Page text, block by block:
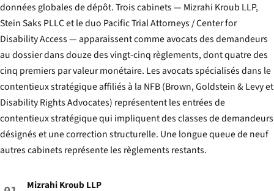
données globales de dépôt. Trois cabinets — Mizrahi Kroub LLP,
Stein Saks PLLC et le duo Pacific Trial Attorneys / Center for
Disability Access — apparaissent comme avocats des demandeurs
au dossier dans douze des vingt-cinq règlements, dont quatre des
cinq premiers par valeur monétaire. Les avocats spécialisés dans le
contentieux stratégique affiliés à la NFB (Brown, Goldstein & Levy et
Disability Rights Advocates) représentent les entrées de
contentieux stratégique qui impliquent des classes de demandeurs
désignés et une correction structurelle. Une longue queue de neuf
autres cabinets représente les règlements restants.
Mizrahi Kroub LLP